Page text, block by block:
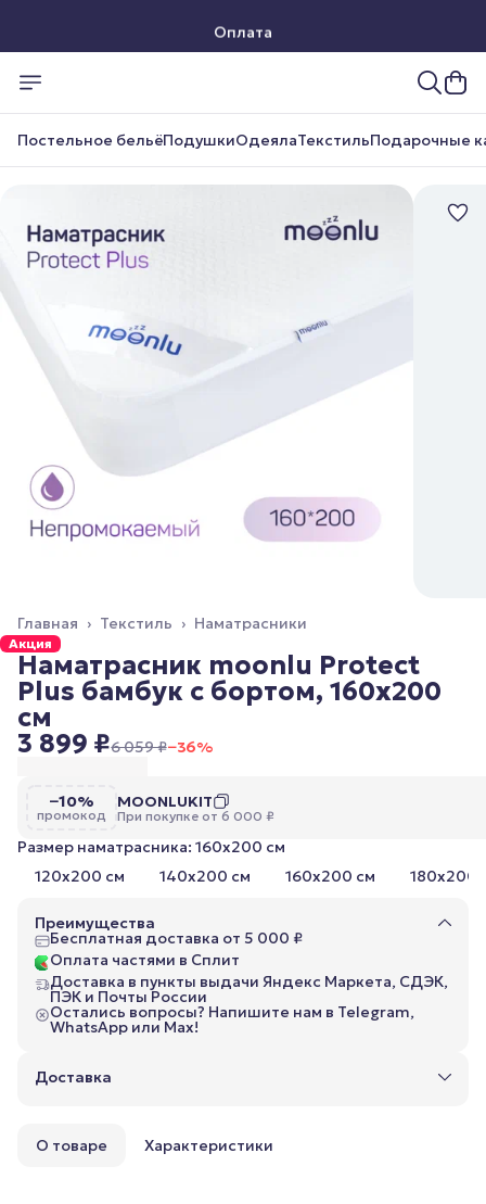
Оплата
Постельное бельёПодушкиОдеялаТекстильПодарочные
Наматрасники
Текстиль ›
Главная ›
Акция
Наматрасник moonlu Protect
Plus бамбук c бортом, 160x200
cм
3 899 ₽6 059 ₽−36%
−10%
промокод
MOONLUKIT
При покупке от 6 000 ₽
Размер наматрасника: 160x200 cм
120x200 cм
140x200 cм 160x200 cм 180x200
Преимущества
Бесплатная доставка от 5 000 ₽
Оплата частями в Сплит
Доставка в пункты выдачи Яндекс Маркета, СДЭК,
ПЭК и Почты России
Остались вопросы? Напишите нам в Telegram,
WhatsApp или Max!
Доставка
О товаре Характеристики